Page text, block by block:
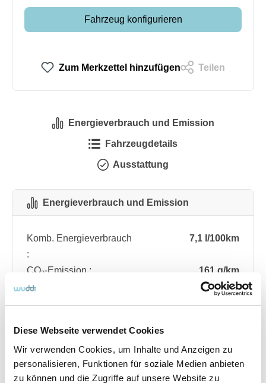
Diese Webseite verwendet Cookies
Wir verwenden Cookies, um Inhalte und Anzeigen zu
personalisieren, Funktionen für soziale Medien anbieten
zu können und die Zugriffe auf unsere Website zu
Fahrzeug konfigurieren
Zum Merkzettel hinzufügen Teilen
Energieverbrauch und Emission
Fahrzeugdetails
Ausstattung
Energieverbrauch und Emission
Komb. Energieverbrauch
:
7,1 l/100km
CO₂-Emission :
161 g/km
CO₂-Klasse :
F
Angebotsnummer ABO76.280